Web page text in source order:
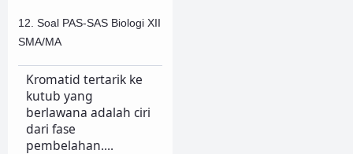
12. Soal PAS-SAS Biologi XII
SMA/MA
Kromatid tertarik ke
kutub yang
berlawana adalah ciri
dari fase
pembelahan....